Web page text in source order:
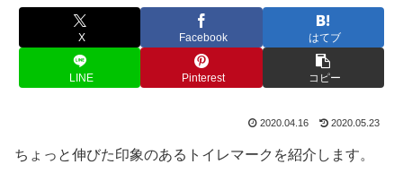
X Facebook はてブ
LINE Pinterest コピー
2020.04.16 2020.05.23
ちょっと伸びた印象のあるトイレマークを紹介します。